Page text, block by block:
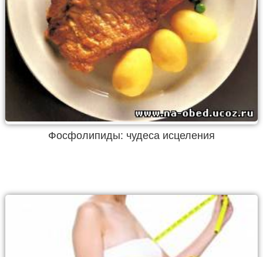
Фосфолипиды: чудеса исцеления